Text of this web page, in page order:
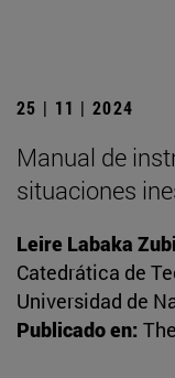
25 | 11 | 2024
Manual de
situaciones
Leire Labaka
Catedrática de
Universidad de
Publicado en: